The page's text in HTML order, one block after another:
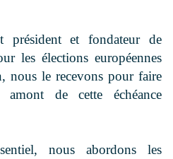
président et fondateur de
les élections européennes
nous le recevons pour faire
de cette échéance
nous abordons les